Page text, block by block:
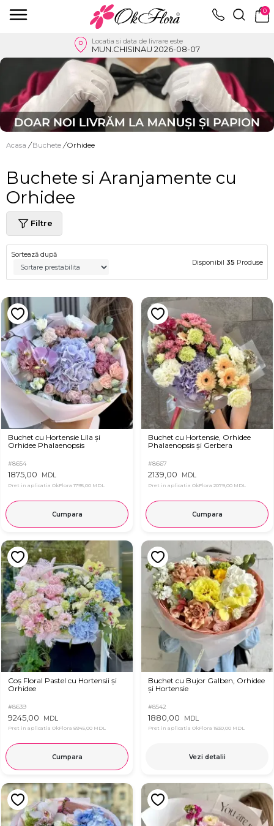
0
Locatia si data de livrare este
MUN.CHISINAU 2026-08-07
Acasa / Buchete / Orhidee
Buchete si Aranjamente cu
Orhidee
Filtre
Sortează după
Disponibil 35 Produse
Buchet cu Hortensie Lila și
Orhidee Phalaenopsis
#8654
1875,00 MDL
Pret in aplicatia OkFlora 1795,00 MDL
Cumpara
Buchet cu Hortensie, Orhidee
Phalaenopsis și Gerbera
#8667
2139,00 MDL
Pret in aplicatia OkFlora 2079,00 MDL
Cumpara
Coș Floral Pastel cu Hortensii și
Orhidee
#8639
9245,00 MDL
Pret in aplicatia OkFlora 8945,00 MDL
Cumpara
Buchet cu Bujor Galben, Orhidee
și Hortensie
#8542
1880,00 MDL
Pret in aplicatia OkFlora 1830,00 MDL
Vezi detalii